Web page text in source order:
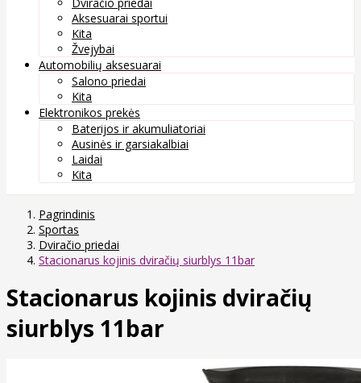
Aksesuarai sportui
Kita
Žvejybai
Automobilių aksesuarai
Salono priedai
Kita
Elektronikos prekės
Baterijos ir akumuliatoriai
Ausinės ir garsiakalbiai
Laidai
Kita
Pagrindinis
Sportas
Dviračio priedai
Stacionarus kojinis dviračių siurblys 11bar
Stacionarus kojinis dviračių
siurblys 11bar